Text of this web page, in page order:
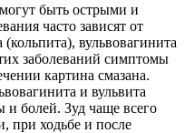
быть острыми и
часто зависят от
вульвовагинита
заболеваний симптомы
картина смазана.
и вульвита
и болей. Зуд чаще всего
при ходьбе и после